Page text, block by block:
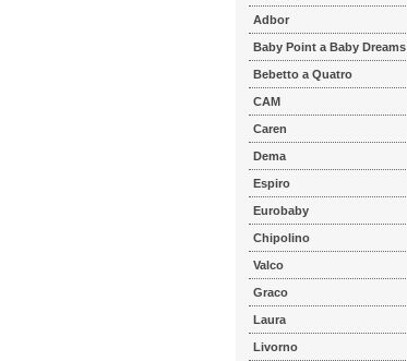
Adbor
Baby Point a Baby Dreams
Bebetto a Quatro
CAM
Caren
Dema
Espiro
Eurobaby
Chipolino
Valco
Graco
Laura
Livorno